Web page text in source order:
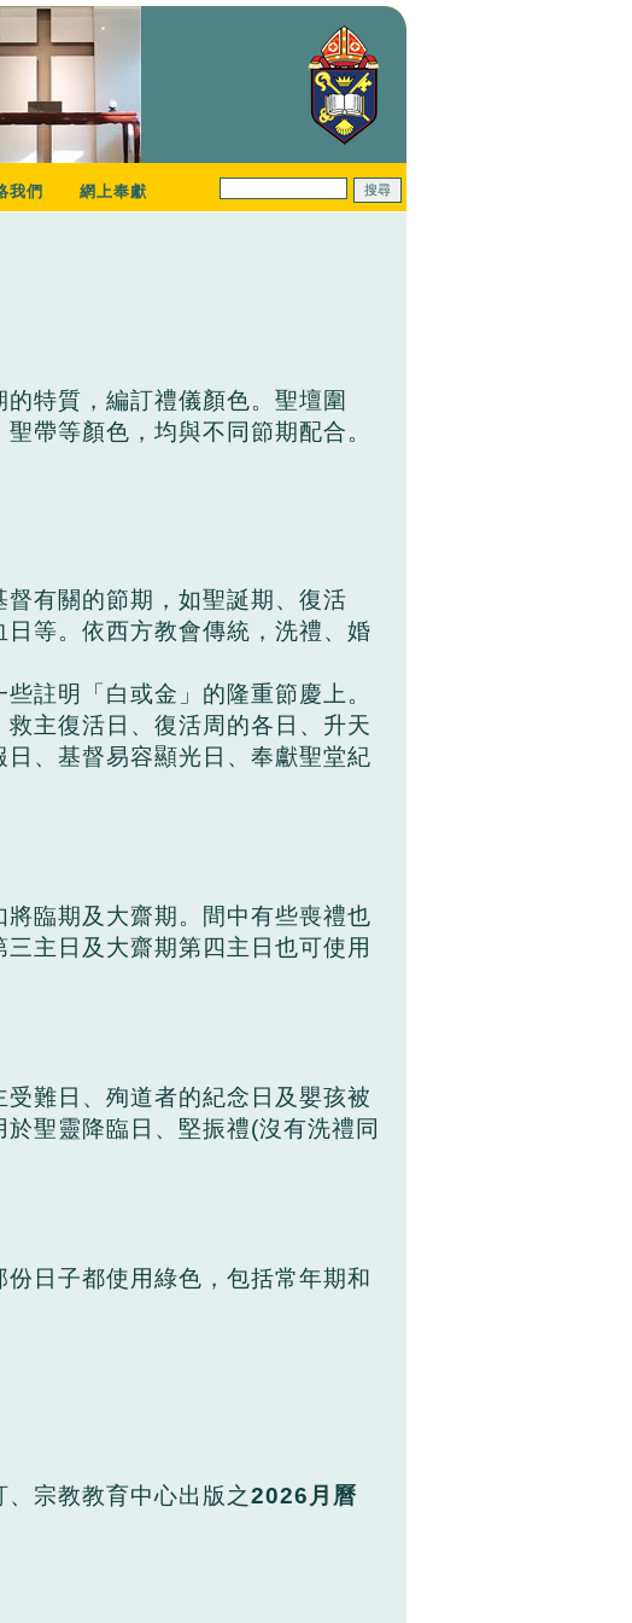
我們 網上奉獻
特質，編訂禮儀顏色。聖壇圍
帶等顏色，均與不同節期配合。
有關的節期，如聖誕期、復活
等。依西方教會傳統，洗禮、婚
註明「白或金」的隆重節慶上。
救主復活日、復活周的各日、升天
、基督易容顯光日、奉獻聖堂紀
臨期及大齋期。間中有些喪禮也
主日及大齋期第四主日也可使用
難日、殉道者的紀念日及嬰孩被
聖靈降臨日、堅振禮(沒有洗禮同
日子都使用綠色，包括常年期和
宗教教育中心出版之2026月曆